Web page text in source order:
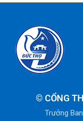
© CỔNG
Trưởng Ban biên